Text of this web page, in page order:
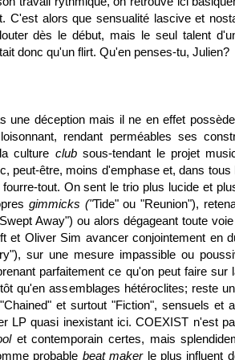
C'est alors que sensualité lascive et
dès le début, mais le seul talent
donc qu'un flirt. Qu'en penses-tu, Julien?
une déception mais il ne en effet
rendant perméables ses
culture clubsous-tendant le projet
peut-être, moins d'emphase et, dans
tout. On sent le trio plus lucide et
gimmicks ("Tide" ou "Reunion"),
Away") ou alors dégageant toute
et Oliver Sim avancer conjointement en
sur une mesure impassible ou
parfaitement ce qu'on peut faire sur
qu'en assemblages hétéroclites; reste
et surtout "Fiction", sensuels et
LP quasi inexistant ici. COEXIST n'est
et contemporain certes, mais
probable beat makerle plus influent